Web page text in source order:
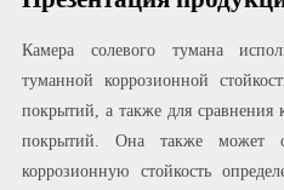
Камера солевого тумана
туманной коррозионной
покрытий, а также для сравнения
покрытий. Она также может
коррозионную стойкость